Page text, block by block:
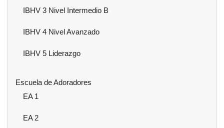
IBHV 3 Nivel Intermedio B
IBHV 4 Nivel Avanzado
IBHV 5 Liderazgo
Escuela de Adoradores
EA 1
EA 2